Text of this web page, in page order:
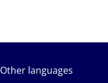
Other languages